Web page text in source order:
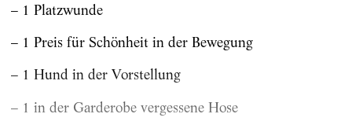
– 1 Platzwunde
– 1 Preis für Schönheit in der Bewegung
– 1 Hund in der Vorstellung
– 1 in der Garderobe vergessene Hose